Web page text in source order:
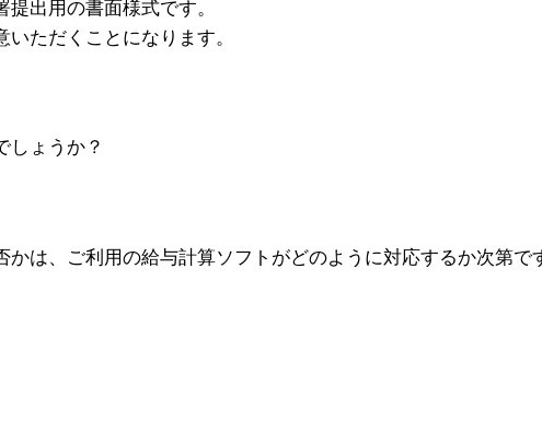
出用の書面様式です。
ただくことになります。
しょうか？
かは、ご利用の給与計算ソフトがどのように対応するか次第で